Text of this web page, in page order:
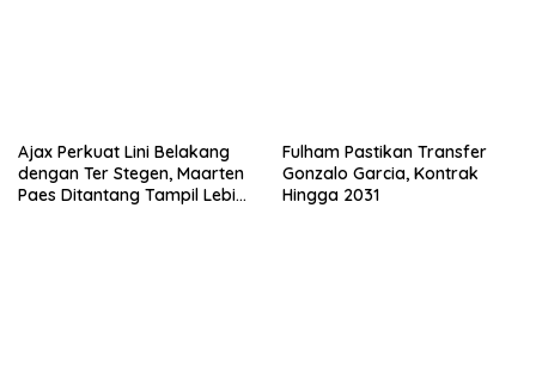
Ajax Perkuat Lini Belakang
dengan Ter Stegen, Maarten
Paes Ditantang Tampil Lebih
Fulham Pastikan Transfer
Gonzalo Garcia, Kontrak
Hingga 2031